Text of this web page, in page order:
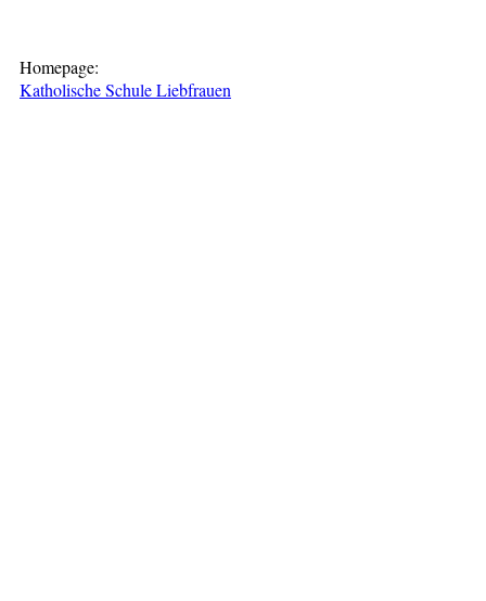
Homepage:
Katholische Schule Liebfrauen